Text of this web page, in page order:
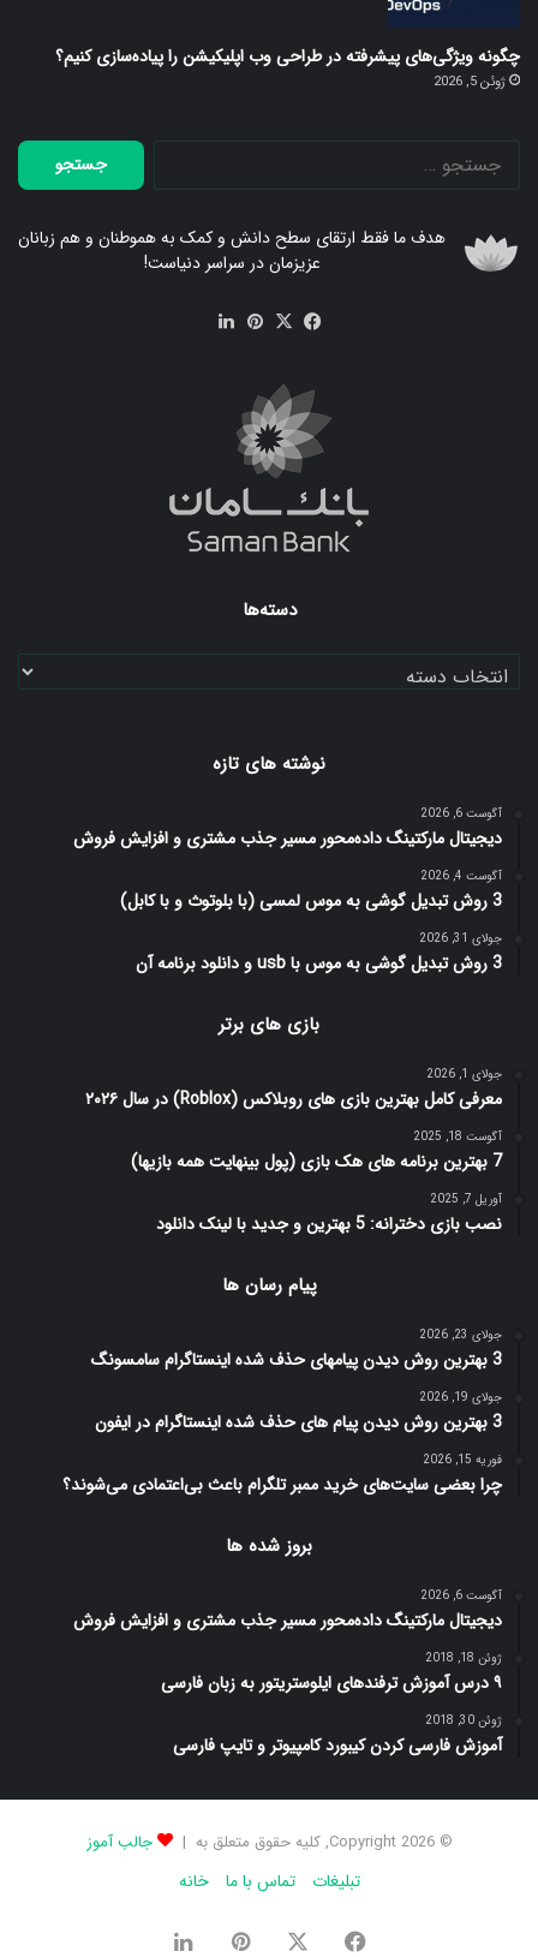
چگونه ویژگی‌های پیشرفته در طراحی وب اپلیکیشن را پیاده‌سازی کنیم؟
ژوئن 5, 2026
جستجو
برای:
هدف ما فقط ارتقای سطح دانش و کمک به هموطنان و هم زبانان
عزیزمان در سراسر دنیاست!
فیسX ‫پین‌ترست
دسته‌ها
دسته‌ها
نوشته های تازه
آگوست 6, 2026
دیجیتال مارکتینگ داده‌محور مسیر جذب مشتری و افزایش فروش
آگوست 4, 2026
3 روش تبدیل گوشی به موس لمسی (با بلوتوث و با کابل)
جولای 31, 2026
3 روش تبدیل گوشی به موس با usb و دانلود برنامه آن
بازی های برتر
جولای 1, 2026
معرفی کامل بهترین بازی های روبلاکس (Roblox) در سال ۲۰۲۶
آگوست 18, 2025
7 بهترین برنامه های هک بازی (پول بینهایت همه بازیها)
آوریل 7, 2025
نصب بازی دخترانه: 5 بهترین و جدید با لینک دانلود
پیام رسان ها
جولای 23, 2026
3 بهترین روش دیدن پیامهای حذف شده اینستاگرام سامسونگ
جولای 19, 2026
3 بهترین روش دیدن پیام های حذف شده اینستاگرام در ایفون
فوریه 15, 2026
چرا بعضی سایت‌های خرید ممبر تلگرام باعث بی‌اعتمادی می‌شوند؟
بروز شده ها
آگوست 6, 2026
دیجیتال مارکتینگ داده‌محور مسیر جذب مشتری و افزایش فروش
ژوئن 18, 2018
۹ درس آموزش ترفندهای ایلوستریتور به زبان فارسی
ژوئن 30, 2018
آموزش فارسی کردن کیبورد کامپیوتر و تایپ فارسی
© Copyright 2026, کلیه حقوق متعلق به | جالب آموز
تبلیغات تماس با ما خانه
فیس ‫پین‌ترستلینکدین